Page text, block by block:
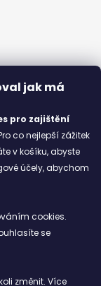
jak má
pro zajištění
co nejlepší zážitek
v košíku, abyste
účely, abychom
cookies.
se
změnit. Více